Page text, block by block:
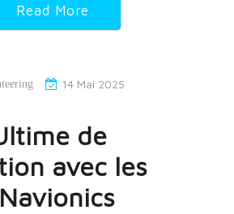
Read More
14 Mai 2025
de
avec les